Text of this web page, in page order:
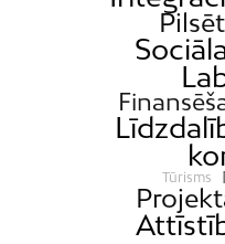
Tūrisms